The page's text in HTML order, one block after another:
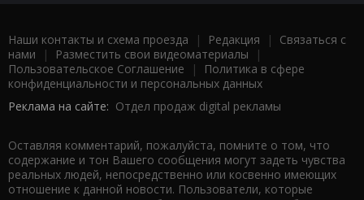
Наши контакты и схема проезда | Редакция | Связаться с
нами | Разместить свои видеоматериалы |
Пользовательское Соглашение |
Политика в сфере
конфиденциальности и персональных данных
Реклама на сайте: Отдел продаж digital рекламы
Оставляя комментарий, пожалуйста, помните о том, что
содержание и тон Вашего сообщения могут задеть чувства
реальных людей, непосредственно или косвенно имеющих
отношение к данной новости. Пользователи, которые